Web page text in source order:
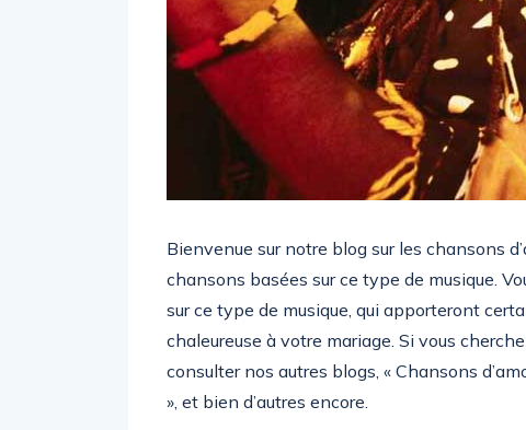
Bienvenue sur notre blog sur les chansons
chansons basées sur ce type de musique.
sur ce type de musique, qui apporteront
chaleureuse à votre mariage. Si vous
consulter nos autres blogs, « Chansons
», et bien d’autres encore.